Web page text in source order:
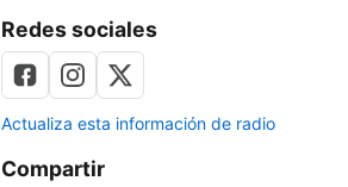
Redes sociales
Actualiza esta información de radio
Compartir